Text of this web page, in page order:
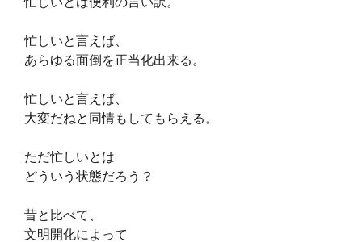
忙しいと言えば、
あらゆる面倒を正当化出来る。
忙しいと言えば、
大変だねと同情もしてもらえる。
ただ忙しいとは
どういう状態だろう？
昔と比べて、
文明開化によって